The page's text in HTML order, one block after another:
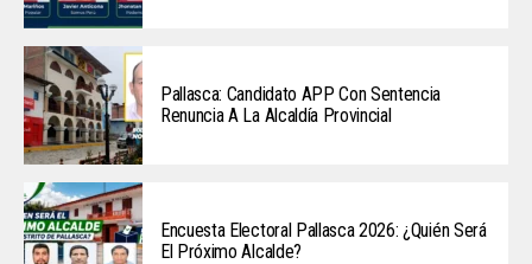
Pallasca: Candidato APP Con Sentencia
Renuncia A La Alcaldía Provincial
Encuesta Electoral Pallasca 2026: ¿Quién Será
El Próximo Alcalde?